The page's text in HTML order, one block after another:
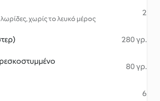
χωρίς το λευκό μέρος
2
280 γρ.
80 γρ.
6